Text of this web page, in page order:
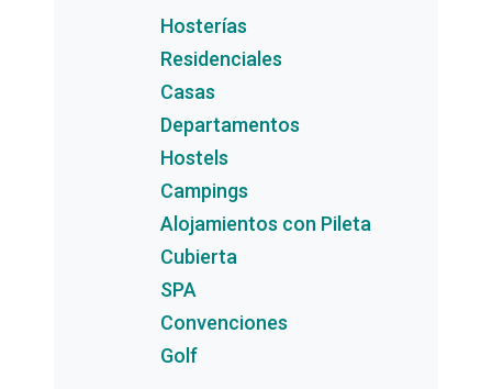
Hosterías
Residenciales
Casas
Departamentos
Hostels
Campings
Alojamientos con Pileta
Cubierta
SPA
Convenciones
Golf